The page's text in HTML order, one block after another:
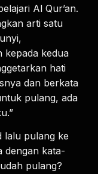
Al Qur’an.
arti satu
kepada kedua
hati
dan berkata
pulang, ada
lalu pulang ke
dengan kata-
pulang?